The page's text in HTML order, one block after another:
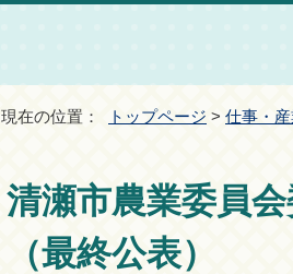
現在の位置： トップページ > 仕事・産
清瀬市農業委員
（最終公表）